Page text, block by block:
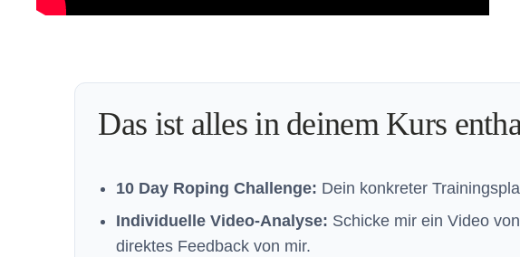
Das ist alles in deinem Kurs
10 Day Roping Challenge: Dein konkreter
Individuelle Video-Analyse: Schicke mir ein Video
direktes Feedback von mir.